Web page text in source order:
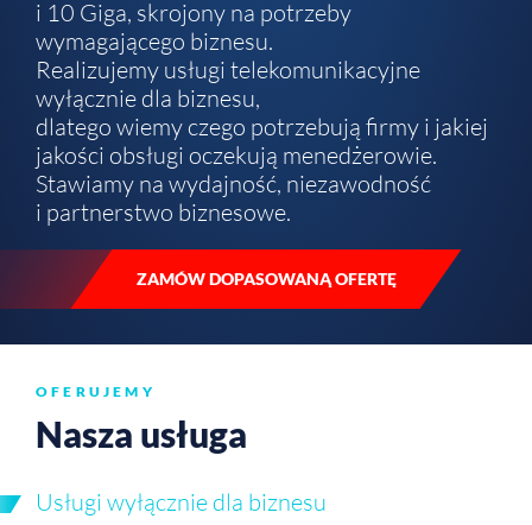
i 10 Giga, skrojony na potrzeby
wymagającego biznesu.
Realizujemy usługi telekomunikacyjne
wyłącznie dla biznesu,
dlatego wiemy czego potrzebują firmy i jakiej
jakości obsługi oczekują menedżerowie.
Stawiamy na wydajność, niezawodność
i partnerstwo biznesowe.
ZAMÓW DOPASOWANĄ OFERTĘ
OFERUJEMY
Nasza usługa
Usługi wyłącznie dla biznesu